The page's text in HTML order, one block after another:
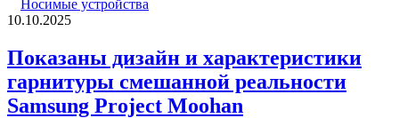
Носимые устройства
10.10.2025
Показаны дизайн и характеристики
гарнитуры смешанной реальности
Samsung Project Moohan